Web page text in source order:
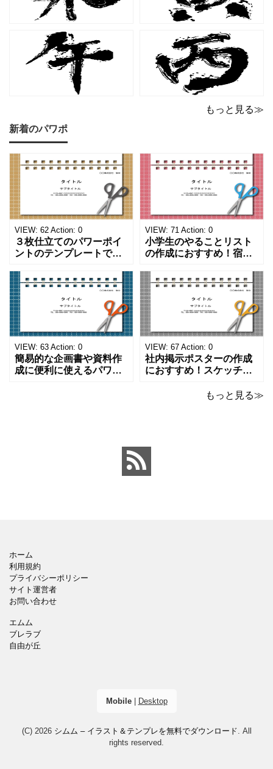
もっと見る≫
新着のパワポ
VIEW: 62 Action: 0
３枚仕立てのパワーポイ
ントのテンプレートで
ペンのワンポイントイラ
ストが描かれています。
ご案内やお知らせなど簡
単な資料を時短で作成で
きる便利なフォーマット
になります。 文房具好き
の方、掲示ポスターを作
成をされたい方におす
VIEW: 71 Action: 0
小学生のやることリスト
の作成におすすめ！宿題
事をまとめたい時のフォ
ーマットにおすすめしま
す。 ノートタイプのフォ
ーマットで文字入れをし
やすく、壁に貼ってもか
わいいデザインです。お
子さんが見てもテンショ
ンが上がるテンプレ
VIEW: 63 Action: 0
簡易的な企画書や資料作
成に便利に使えるパワー
VIEW: 67 Action: 0
社内掲示ポスターの作成
におすすめ！スケッチブ
なパワーポイントのテン
トにおすすめします。 ダ
ウンロードしてテキス
もっと見る≫
ホーム
利用規約
プライバシーポリシー
サイト運営者
お問い合わせ
エムム
ブレラブ
自由が丘
Mobile| Desktop
(C) 2026 シムム – イラスト＆テンプレを無料でダウンロード . All
rights reserved.